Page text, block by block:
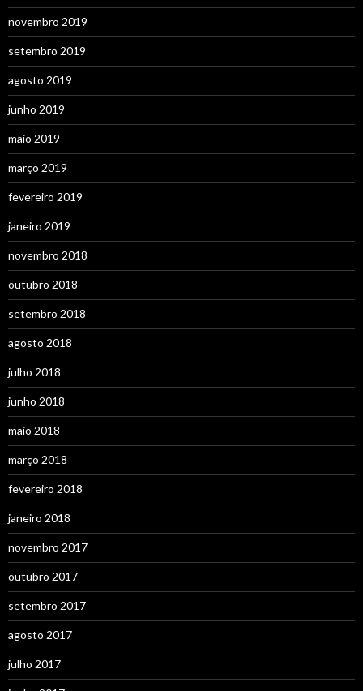
novembro 2019
setembro 2019
agosto 2019
junho 2019
maio 2019
março 2019
fevereiro 2019
janeiro 2019
novembro 2018
outubro 2018
setembro 2018
agosto 2018
julho 2018
junho 2018
maio 2018
março 2018
fevereiro 2018
janeiro 2018
novembro 2017
outubro 2017
setembro 2017
agosto 2017
julho 2017